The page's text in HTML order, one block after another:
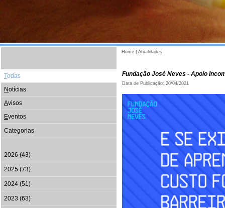
Home Atualidades
Todas
Notícias
Avisos
Eventos
Categorias
2026 (43)
2025 (73)
2024 (51)
2023 (63)
Fundação José Neves - Apoio
Data de Publicação: 20/04/2021